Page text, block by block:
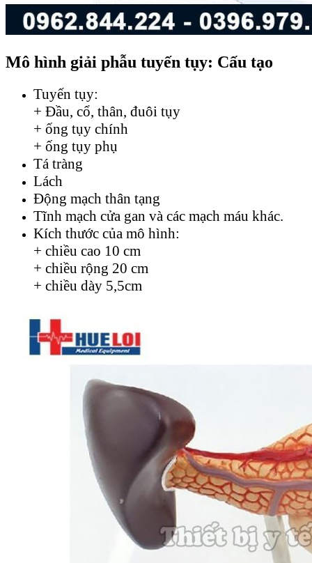
Mô hình giải phẫu tuyến tụy: Cấu tạo
Tuyến tụy:
+ Đầu, cổ, thân, đuôi tụy
+ ống tụy chính
+ ống tụy phụ
Tá tràng
Lách
Động mạch thân tạng
Tĩnh mạch cửa gan và các mạch máu khác.
Kích thước của mô hình:
+ chiều cao 10 cm
+ chiều rộng 20 cm
+ chiều dày 5,5cm